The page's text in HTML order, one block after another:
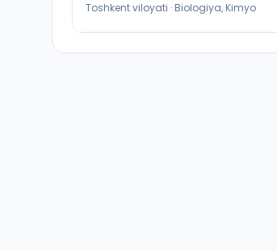
Toshkent viloyati · Biologiya, Kimyo